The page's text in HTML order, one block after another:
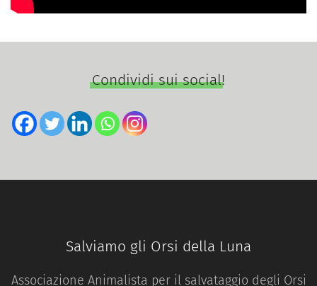
Condividi sui social!
Salviamo gli Orsi della Luna
Associazione Animalista per il salvataggio degli Orsi